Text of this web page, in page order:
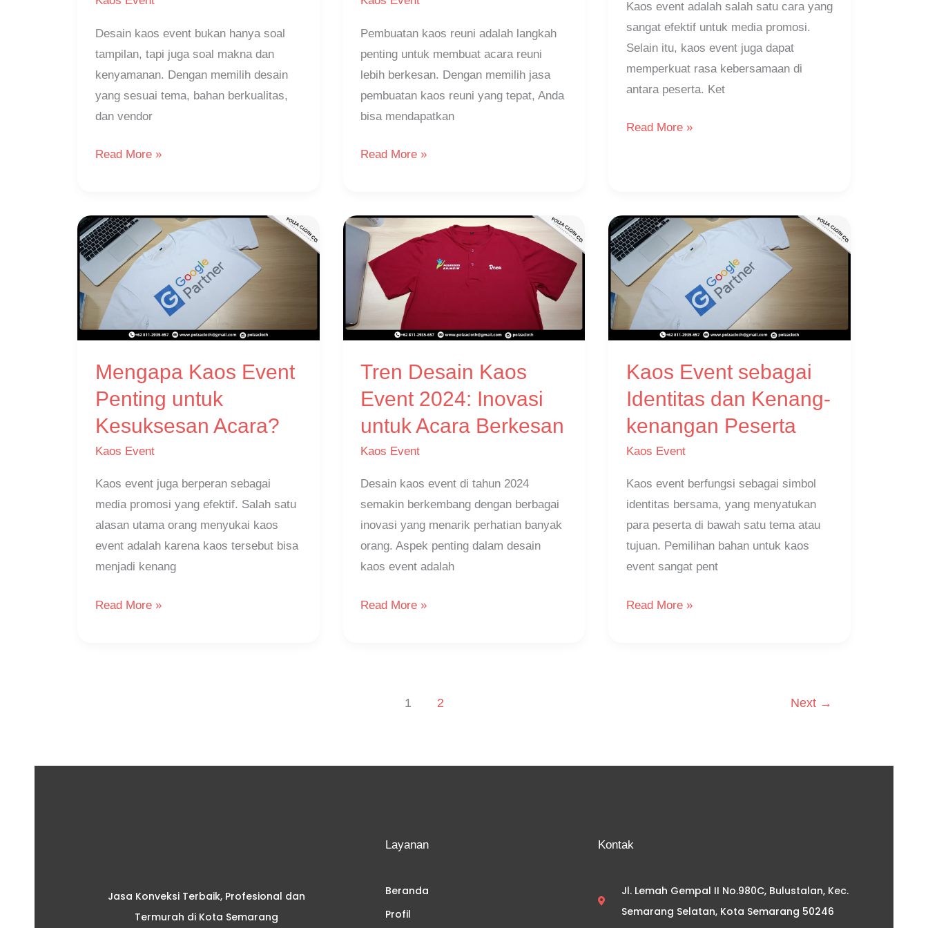
Desain kaos event bukan hanya soal
tampilan, tapi juga soal makna dan
kenyamanan. Dengan memilih desain
yang sesuai tema, bahan berkualitas,
dan vendor
Read More »
Pembuatan kaos reuni adalah langkah
penting untuk membuat acara reuni
lebih berkesan. Dengan memilih jasa
pembuatan kaos reuni yang tepat, Anda
bisa mendapatkan
Read More »
Kaos event adalah salah satu cara yang
sangat efektif untuk media promosi.
Selain itu, kaos event juga dapat
memperkuat rasa kebersamaan di
antara peserta. Ket
Read More »
Mengapa Kaos Event
Penting untuk
Kesuksesan Acara?
Kaos Event
Kaos event juga berperan sebagai
media promosi yang efektif. Salah satu
alasan utama orang menyukai kaos
event adalah karena kaos tersebut bisa
menjadi kenang
Mengapa
Kaos
Event
Penting
untuk
Acara?
Read More »
Tren Desain Kaos
Event 2024: Inovasi
untuk Acara Berkesan
Kaos Event
Desain kaos event di tahun 2024
semakin berkembang dengan berbagai
inovasi yang menarik perhatian banyak
orang. Aspek penting dalam desain
kaos event adalah
Tren
Desain
Kaos
Event
untuk
Berkesan
Read More »
Kaos Event sebagai
Identitas dan Kenang-
kenangan Peserta
Kaos Event
Kaos event berfungsi sebagai simbol
identitas bersama, yang menyatukan
para peserta di bawah satu tema atau
tujuan. Pemilihan bahan untuk kaos
event sangat pent
Kaos
Event
sebagai
Identitas
dan
kenangan
Peserta
Read More »
1 2 Next →
Jasa Konveksi Terbaik, Profesional dan
Termurah di Kota Semarang
Layanan
Beranda
Profil
Kontak
Jl. Lemah Gempal II No.980C, Bulustalan, Kec.
Semarang Selatan, Kota Semarang 50246